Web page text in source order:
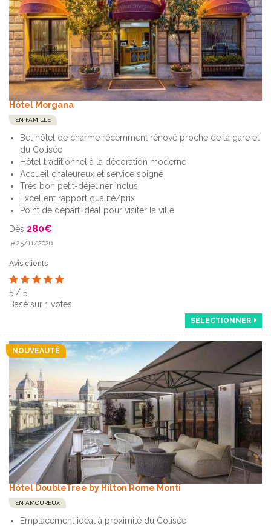
Hôtel Morgana
EN FAMILLE
Bel hôtel de charme récemment rénové proche de la gare et
du Colisée
Hôtel traditionnel à la décoration moderne
Accueil chaleureux et service soigné
Très bon petit-déjeuner inclus
Excellent rapport qualité/prix
Point de départ idéal pour visiter la ville
Dès 280€
le 25/11/2026
Avis clients
5 / 5
Basé sur 1 votes
SÉLECTIONNER
NOUVEAUTÉ
Hôtel DoubleTree by Hilton Rome Monti
EN AMOUREUX
Emplacement idéal à proximité du Colisée